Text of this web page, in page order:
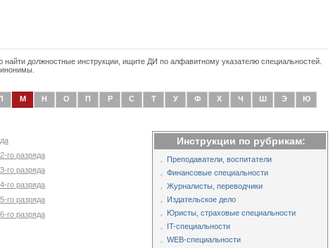
должностные инструкции, ищите ДИ по алфавитному указателю специальностей.
М Н О П Р С Т У Ф Х Ч Ш Э Ю
го разряда
го разряда
го разряда
го разряда
го разряда
Инструкции по рубрикам:
Преподаватели, воспитатели
Финансовые специальности
Журналисты, переводчики
Издательское дело
Юристы, страховые специальности
IT-специальности
WEB-специальности